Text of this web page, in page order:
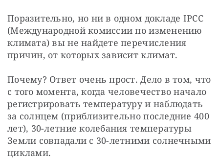
Поразительно, но ни в одном докладе IPCC
(Международной комиссии по изменению
климата) вы не найдете перечисления
причин, от которых зависит климат.
Почему? Ответ очень прост. Дело в том, что
с того момента, когда человечество начало
регистрировать температуру и наблюдать
за солнцем (приблизительно последние 400
лет), 30-летние колебания температуры
Земли совпадали с 30-летними солнечными
циклами.